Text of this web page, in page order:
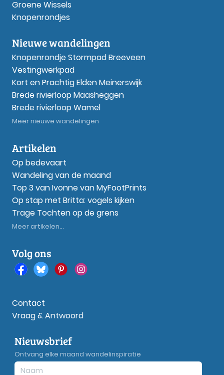
Groene Wissels
Knopenrondjes
Nieuwe wandelingen
Knopenrondje Stormpad Breeveen
Vestingwerkpad
Kort en Prachtig Elden Meinerswijk
Brede rivierloop Maasheggen
Brede rivierloop Wamel
Meer nieuwe wandelingen
Artikelen
Op bedevaart
Wandeling van de maand
Top 3 van Ivonne van MyFootPrints
Op stap met Britta: vogels kijken
Trage Tochten op de grens
Meer artikelen...
Volg ons
Contact
Vraag & Antwoord
Nieuwsbrief
Ontvang elke maand wandelinspiratie